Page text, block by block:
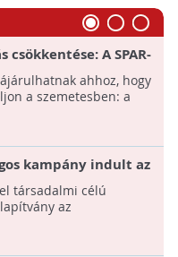
A SPAR-
ahhoz, hogy
a szemetesben: a
kampány indult az
társadalmi célú
az